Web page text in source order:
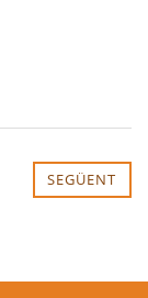
SEGÜENT